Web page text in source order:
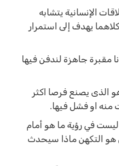
الإنسانية يتشابه
يهدف إلى استمرار
مقبرة جاهزة لندفن فيها
الذى يصنع فرصا اكثر
منه او فشل فيها.
في رؤية ما هو أمام
التكهن ماذا سيحدث